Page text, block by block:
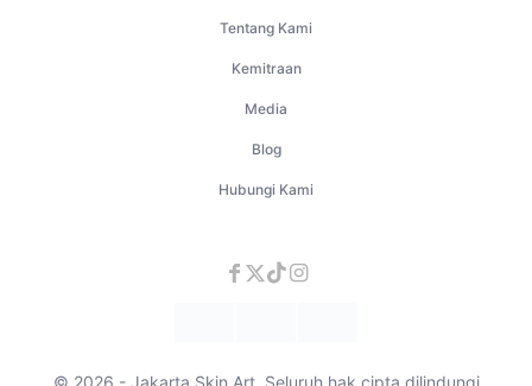
Tentang Kami
Kemitraan
Media
Blog
Hubungi Kami
© 2026 - Jakarta Skin Art. Seluruh hak cipta dilindungi